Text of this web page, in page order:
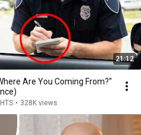
21:12
Are You Coming From?"
• 328K views